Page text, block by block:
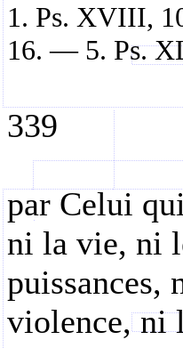
1. Ps. XVIII,
16. — 5. Ps.
339
par Celui
ni la vie, ni
puissances,
violence, ni